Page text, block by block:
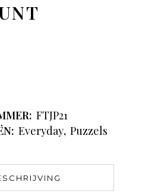
FTJP21
Everyday, Puzzels